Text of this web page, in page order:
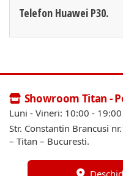
Telefon Huawei P30.
Showroom Titan -
Luni - Vineri: 10:00 - 19:00
Str. Constantin Brancusi
– Titan – Bucuresti.